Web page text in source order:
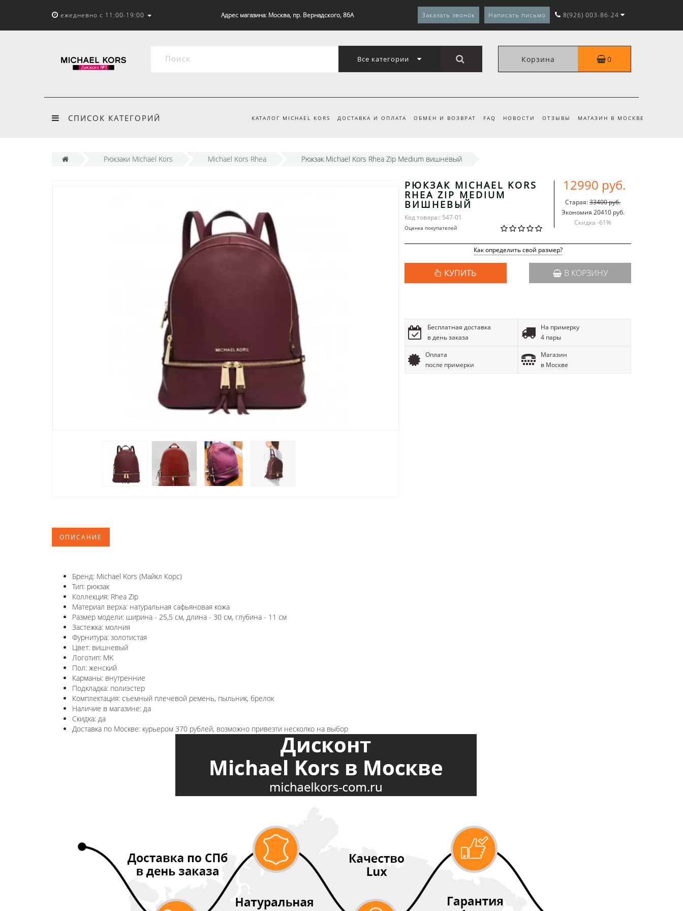
ежедневно с 11:00-19:00 Адрес магазина: Москва, пр. Вернадского, 86А Заказать звонок Написать письмо 8(926) 003-86-24
Все категории Корзина 0
СПИСОК КАТЕГОРИЙ КАТАЛОГ MICHAEL KORS ДОСТАВКА И ОПЛАТА ОБМЕН И ВОЗВРАТ FAQ НОВОСТИ ОТЗЫВЫ МАГАЗИН В МОСКВЕ
Рюкзаки Michael Kors Michael Kors Rhea Рюкзак Michael Kors Rhea Zip Medium вишневый
РЮКЗАК MICHAEL KORS
RHEA ZIP MEDIUM
ВИШНЕВЫЙ
Код товара:: 547-01
Оценка покупателей
12990 руб.
Старая:33400 руб.
Экономия 20410 руб.
Скидка -61%
Как определить свой размер?
КУПИТЬ В КОРЗИНУ
Бесплатная доставка
в день заказа
На примерку
4 пары
Оплата
после примерки
Магазин
в Москве
ОПИСАНИЕ
Бренд: Michael Kors (Майкл Корс)
Тип: рюкзак
Коллекция: Rhea Zip
Материал верха: натуральная сафьяновая кожа
Размер модели: ширина - 25,5 см, длина - 30 см, глубина - 11 см
Застежка: молния
Фурнитура: золотистая
Цвет: вишневый
Логотип: MK
Пол: женский
Карманы: внутренние
Подкладка: полиэстер
Комплектация: съемный плечевой ремень, пыльник, брелок
Наличие в магазине: да
Скидка: да
Доставка по Москве: курьером 370 рублей, возможно привезти несколко на выбор